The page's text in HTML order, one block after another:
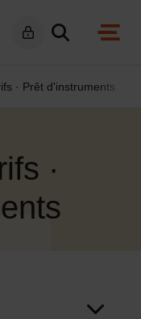
· Prêt d'instruments
·